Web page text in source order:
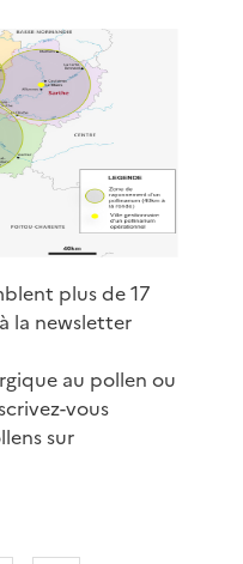
plus de 17
la newsletter
au pollen ou
vous
sur